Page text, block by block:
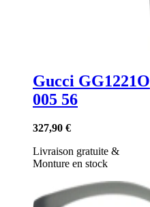
Gucci GG1221O
005 56
327,90 €
Livraison gratuite &
Monture en stock